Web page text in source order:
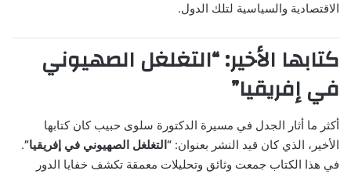
الاقتصادية والسياسية لتلك الدول.
كتابها الأخير: “التغلغل الصهيوني
في إفريقيا”
أكثر ما أثار الجدل في مسيرة الدكتورة سلوى حبيب كان كتابها
الأخير، الذي كان قيد النشر بعنوان: “التغلغل الصهيوني في إفريقيا”.
في هذا الكتاب جمعت وثائق وتحليلات معمقة تكشف خفايا الدور